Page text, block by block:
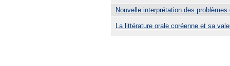
Nouvelle interprétation des
La littérature orale coréenne et sa